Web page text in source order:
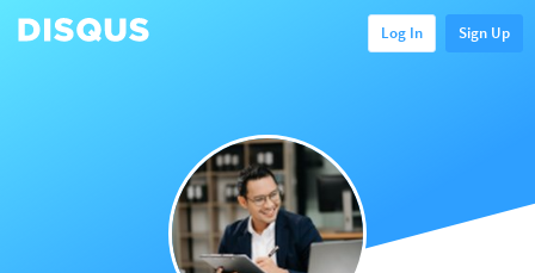
Log In Sign Up